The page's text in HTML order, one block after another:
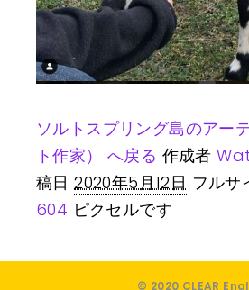
ソルトスプリング島のアー
ト作家） へ戻る 作成者
稿日2020年5月12日 フルサ
604 ピクセルです
© 2020 CLEAR